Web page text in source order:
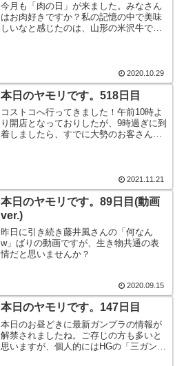
今月も「肉の日」が来ました。みなさん
はお肉好きですか？私の記憶の中で美味
しいなと感じたのは、山形の米沢牛で
か…機会があればご紹介したいと思いま
す！
2020.10.29
本日のヤモリです。518日目
コストコへ行ってきました！午前10時よ
り開店となっておりしたが、9時過ぎに到
着しましたら、すでに大勢のお客さん
よ☆そんなこんなで、本日のヤモリで
す。
2021.11.21
本日のヤモリです。89日目(動画
ver.)
昨日に引き続き藤井風さんの「何なん
w」ばりの動画ですが、生き物共通の表
情だと思いませんか？
2020.09.15
本日のヤモリです。147日目
本日のお昼どきに最新ガンプラの情報が
解禁されましたね。ご存じの方も多いと
思いますが、個人的にはHGの「三ガンダ